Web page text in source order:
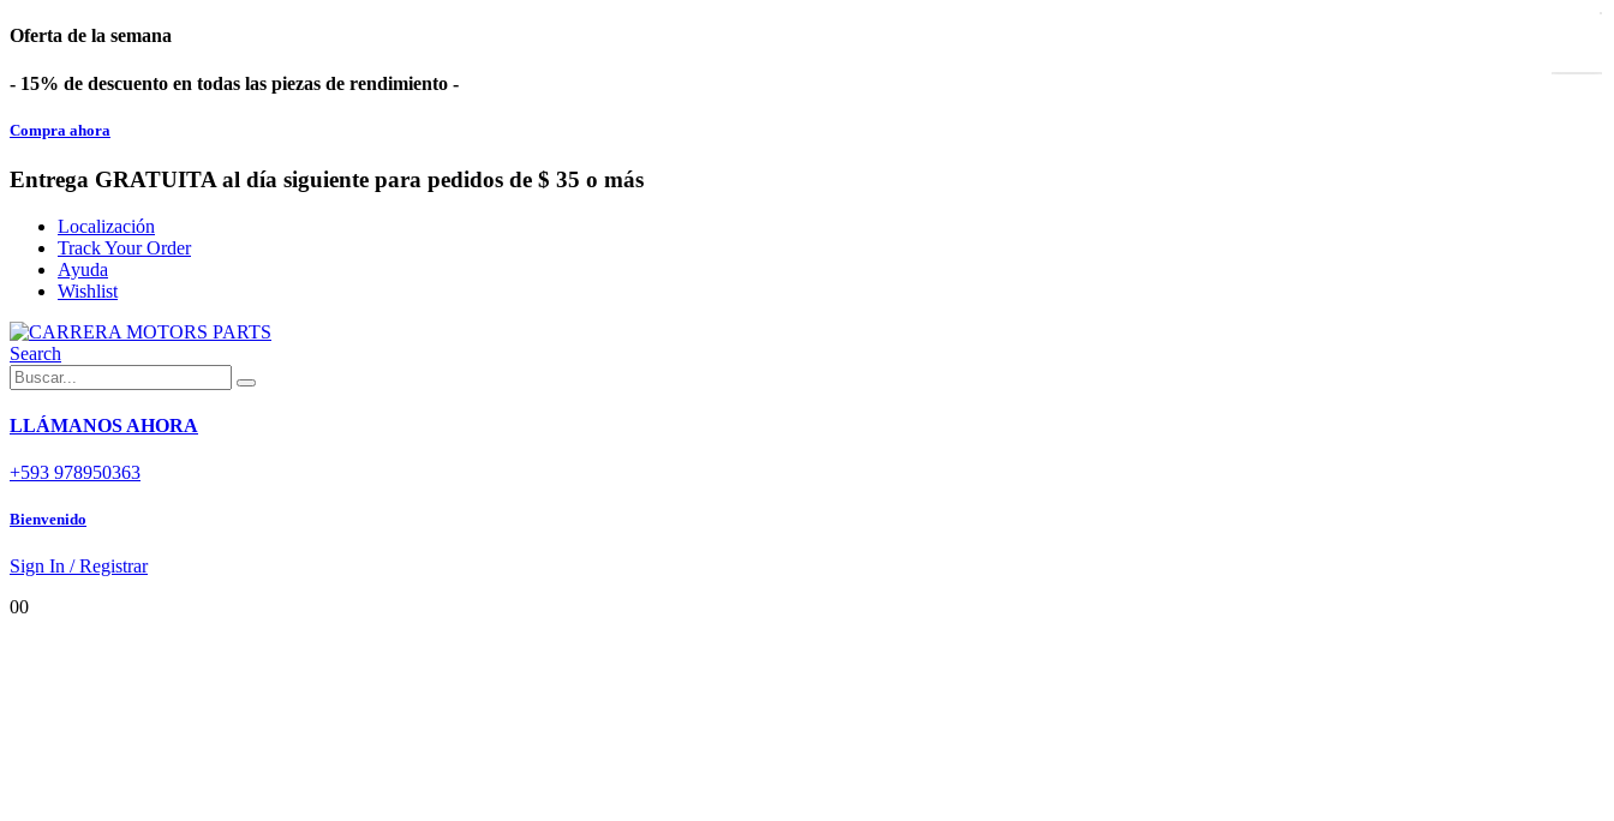
Oferta de la semana
- 15% de descuento en todas las piezas de rendimiento -
Compra ahora
Entrega GRATUITA al día siguiente para pedidos de $ 35 o más
Localización
Track Your Order
Ayuda
Wishlist
Search
LLÁMANOS AHORA
+593 978950363
Bienvenido
Sign In / Registrar
00